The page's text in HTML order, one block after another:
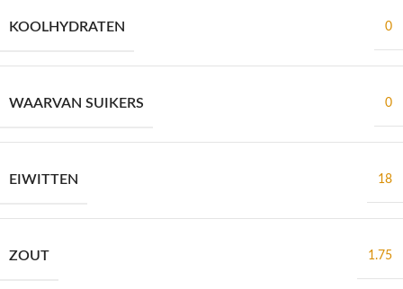
KOOLHYDRATEN 0
WAARVAN SUIKERS 0
EIWITTEN 18
ZOUT 1.75